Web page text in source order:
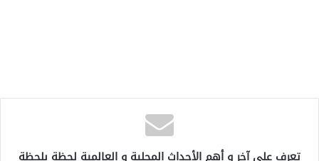
تعرف على آخر و أهم الأحداث المحلية و العالمية لحظة بلحظة